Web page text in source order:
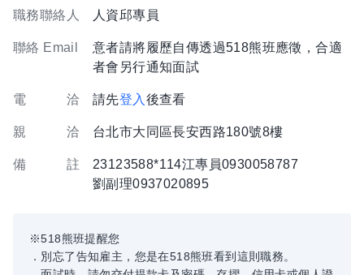
職務聯絡人 人資邱專員
聯絡 Email
意者請將履歷自傳透過518熊班應徵，合適
者會另行通知面試
電 洽 請先登入 後查看
親 洽 台北市大同區長安西路180號8樓
備 註
23123588*114江專員0930058787
劉副理0937020895
※518熊班提醒您
．別忘了告知雇主，您是在518熊班看到這則職務。